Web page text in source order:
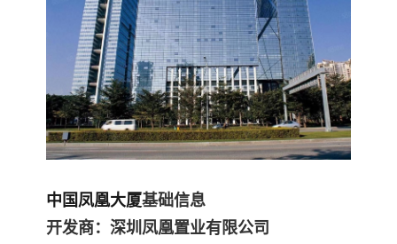
中国凤凰大厦基础信息
开发商：深圳凤凰置业有限公司